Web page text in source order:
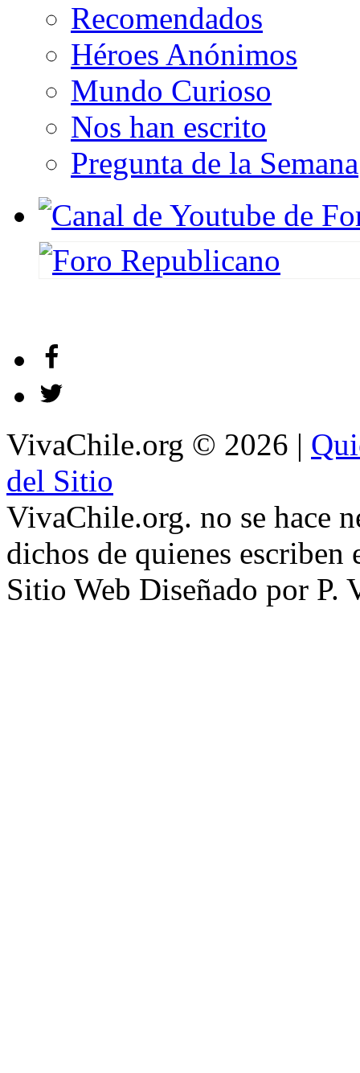
Recomendados
Héroes Anónimos
Mundo Curioso
Nos han escrito
Pregunta de la Semana
VivaChile.org © 2026 |
del Sitio
VivaChile.org. no se hace
dichos de quienes escriben
Sitio Web Diseñado por